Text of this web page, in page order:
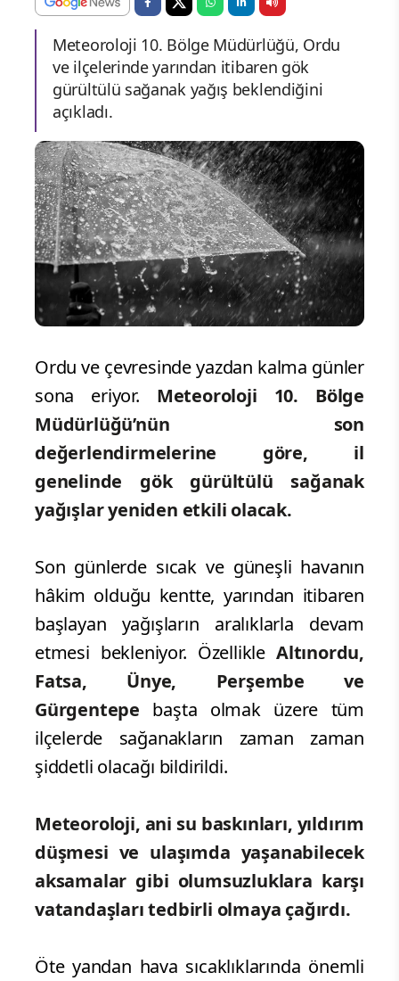
Meteoroloji 10. Bölge Müdürlüğü, Ordu
ve ilçelerinde yarından itibaren gök
gürültülü sağanak yağış beklendiğini
açıkladı.
Ordu ve çevresinde yazdan kalma günler
sona eriyor. Meteoroloji 10. Bölge
Müdürlüğü’nün son
değerlendirmelerine göre, il
genelinde gök gürültülü sağanak
yağışlar yeniden etkili olacak.
Son günlerde sıcak ve güneşli havanın
hâkim olduğu kentte, yarından itibaren
başlayan yağışların aralıklarla devam
etmesi bekleniyor. ÖzellikleAltınordu,
Fatsa, Ünye, Perşembe ve
Gürgentepe başta olmak üzere tüm
ilçelerde sağanakların zaman zaman
şiddetli olacağı bildirildi.
Meteoroloji, ani su baskınları, yıldırım
düşmesi ve ulaşımda yaşanabilecek
aksamalar gibi olumsuzluklara karşı
vatandaşları tedbirli olmaya çağırdı.
Öte yandan hava sıcaklıklarında önemli